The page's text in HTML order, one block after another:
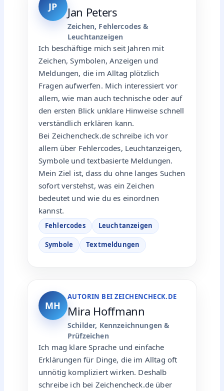
JP Jan Peters
Zeichen, Fehlercodes &
Leuchtanzeigen
Ich beschäftige mich seit Jahren mit
Zeichen, Symbolen, Anzeigen und
Meldungen, die im Alltag plötzlich
Fragen aufwerfen. Mich interessiert vor
allem, wie man auch technische oder auf
den ersten Blick unklare Hinweise schnell
verständlich erklären kann.
Bei Zeichencheck.de schreibe ich vor
allem über Fehlercodes, Leuchtanzeigen,
Symbole und textbasierte Meldungen.
Mein Ziel ist, dass du ohne langes Suchen
sofort verstehst, was ein Zeichen
bedeutet und wie du es einordnen
kannst.
Fehlercodes Leuchtanzeigen
Symbole Textmeldungen
MH
AUTORIN BEI ZEICHENCHECK.DE
Mira Hoffmann
Schilder, Kennzeichnungen &
Prüfzeichen
Ich mag klare Sprache und einfache
Erklärungen für Dinge, die im Alltag oft
unnötig kompliziert wirken. Deshalb
schreibe ich bei Zeichencheck.de über